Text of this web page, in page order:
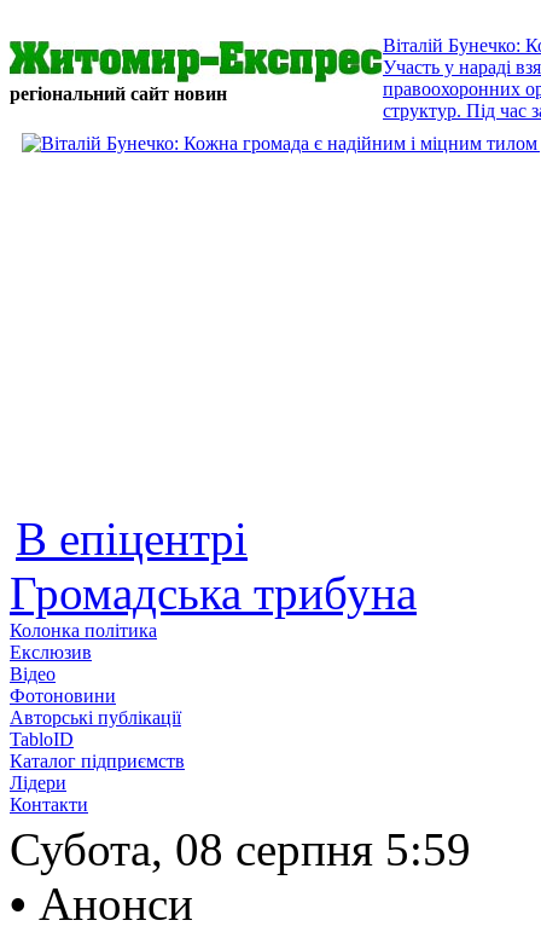
регіональний сайт новин
Віталій Бунечко:
Участь у нараді
правоохоронних
структур. Під час
В епіцентрі
Громадська трибуна
Колонка політика
Екслюзив
Відео
Фотоновини
Авторські публікації
TabloID
Каталог підприємств
Лідери
Контакти
Субота, 08 серпня 5:59
• Анонси